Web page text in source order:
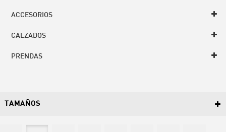
ACCESORIOS
CALZADOS
PRENDAS
TAMAÑOS